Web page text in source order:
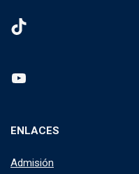
ENLACES
Admisión